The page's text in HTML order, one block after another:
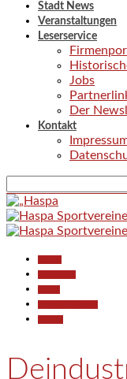
Stadt News
Veranstaltungen
Leserservice
Jobs
Der
Kontakt